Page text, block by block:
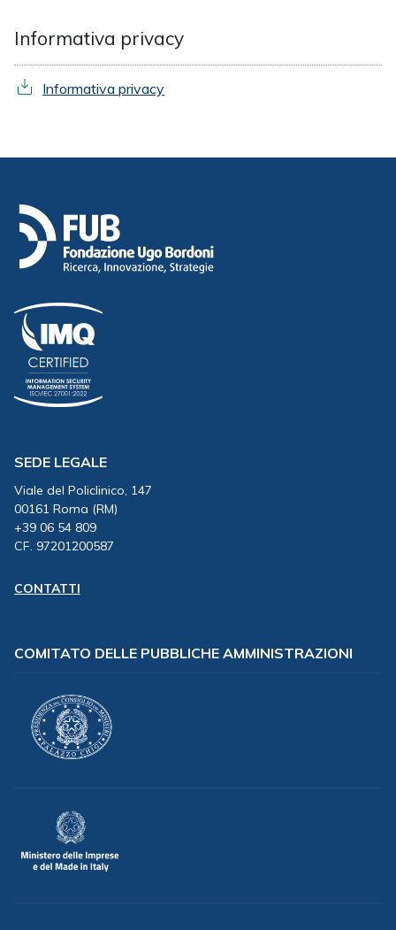
Informativa privacy
Informativa privacy
SEDE LEGALE
Viale del Policlinico, 147
00161 Roma (RM)
+39 06 54 809
CF. 97201200587
CONTATTI
COMITATO DELLE PUBBLICHE AMMINISTRAZIONI